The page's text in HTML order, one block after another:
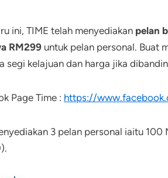
ini, TIME telah menyediakan pelan
RM299 untuk pelan personal. Buat
segi kelajuan dan harga jika
Page Time : https://
3 pelan personal iaitu